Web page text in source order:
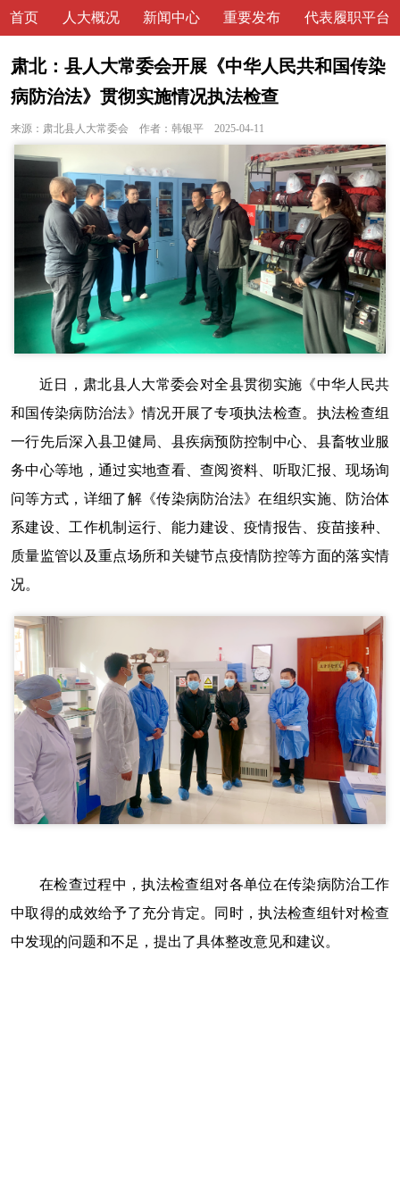
首页 人大概况 新闻中心 重要发布 代表履职平台
肃北：县人大常委会开展《中华人民共和国传染
病防治法》贯彻实施情况执法检查
来源：肃北县人大常委会 作者：韩银平 2025-04-11
近日，肃北县人大常委会对全县贯彻实施《中华人民共
和国传染病防治法》情况开展了专项执法检查。执法检查组
一行先后深入县卫健局、县疾病预防控制中心、县畜牧业服
务中心等地，通过实地查看、查阅资料、听取汇报、现场询
问等方式，详细了解《传染病防治法》在组织实施、防治体
系建设、工作机制运行、能力建设、疫情报告、疫苗接种、
质量监管以及重点场所和关键节点疫情防控等方面的落实情
况。
在检查过程中，执法检查组对各单位在传染病防治工作
中取得的成效给予了充分肯定。同时，执法检查组针对检查
中发现的问题和不足，提出了具体整改意见和建议。